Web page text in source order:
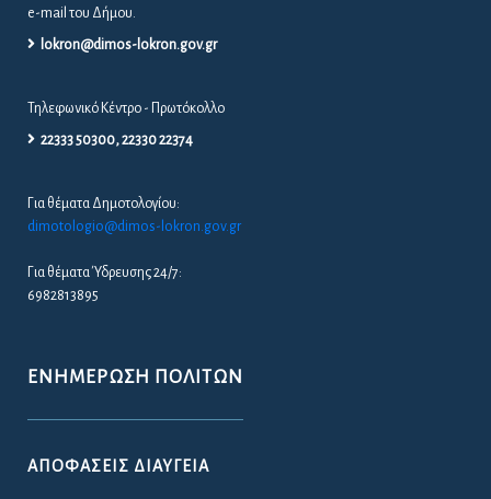
e-mail του Δήμου.
lokron@dimos-lokron.gov.gr
Τηλεφωνικό Κέντρο - Πρωτόκολλο
22333 50300, 22330 22374
Για θέματα Δημοτολογίου:
dimotologio@dimos-lokron.gov.gr
Για θέματα Ύδρευσης 24/7:
6982813895
ΕΝΗΜΈΡΩΣΗ ΠΟΛΙΤΏΝ
ΑΠΟΦΆΣΕΙΣ ΔΙΑΎΓΕΙΑ